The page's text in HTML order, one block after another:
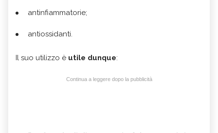
antinfiammatorie;
antiossidanti.
Il suo utilizzo è utile dunque:
Continua a leggere dopo la pubblicità